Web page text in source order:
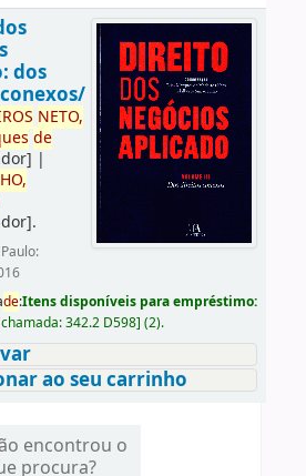
dos
NETO,
de
|
.
de:Itens disponíveis para empréstimo:
342.2 D598] (2).
ao seu carrinho
encontrou o
procura?